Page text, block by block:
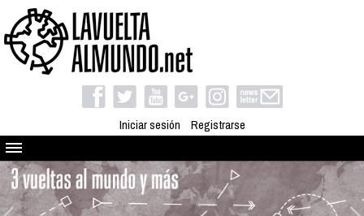
Iniciar sesión Registrarse
Quienes somos
El proyecto